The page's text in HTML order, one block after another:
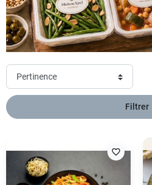
Filtrer
favorite_border